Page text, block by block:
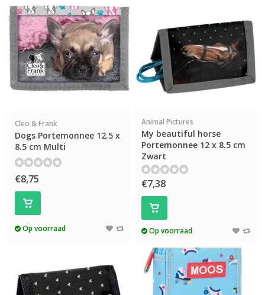
Cleo & Frank
Dogs Portemonnee 12.5 x
8.5 cm Multi
€8,75
Op voorraad
Animal Pictures
My beautiful horse
Portemonnee 12 x 8.5 cm
Zwart
€7,38
Op voorraad